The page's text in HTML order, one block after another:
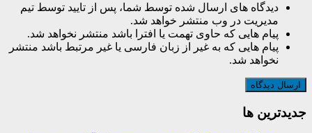
دیدگاه های ارسال شده توسط شما، پس از تایید توسط تیم
مدیریت در وب منتشر خواهد شد.
پیام هایی که حاوی تهمت یا افترا باشد منتشر نخواهد شد.
پیام هایی که به غیر از زبان فارسی یا غیر مرتبط باشد منتشر
نخواهد شد.
جديدترين ها